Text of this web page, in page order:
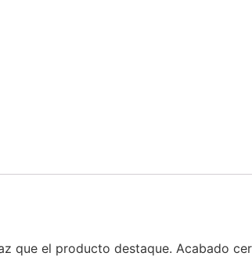
que el producto destaque. Acabado